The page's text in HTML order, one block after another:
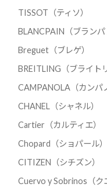
TISSOT（ティソ）
BLANCPAIN（ブランパ
Breguet（ブレゲ）
BREITLING（ブライト
CAMPANOLA（カンパ
CHANEL（シャネル）
Cartier（カルティエ）
Chopard（ショパール）
CITIZEN（シチズン）
Cuervo y Sobrinos（ク